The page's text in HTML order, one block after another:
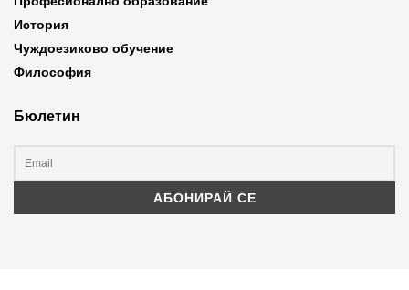
История
Чуждоезиково обучение
Философия
Бюлетин